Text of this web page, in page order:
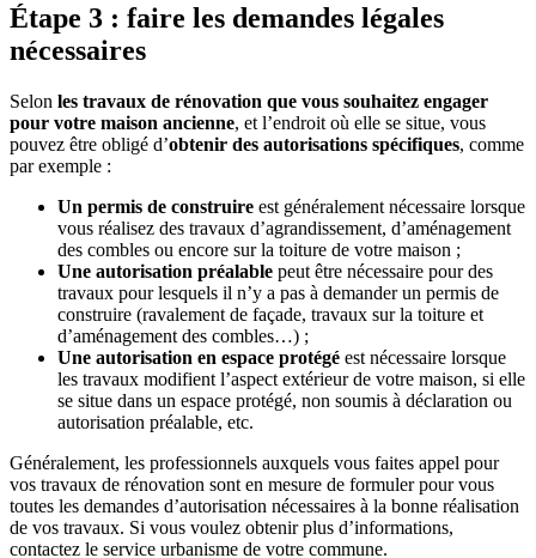
Étape 3 : faire les demandes légales
nécessaires
Selon les travaux de rénovation que vous souhaitez engager
pour votre maison ancienne, et l’endroit où elle se situe, vous
pouvez être obligé d’obtenir des autorisations spécifiques, comme
par exemple :
Un permis de construire est généralement nécessaire lorsque
vous réalisez des travaux d’agrandissement, d’aménagement
des combles ou encore sur la toiture de votre maison ;
Une autorisation préalable peut être nécessaire pour des
travaux pour lesquels il n’y a pas à demander un permis de
construire (ravalement de façade, travaux sur la toiture et
d’aménagement des combles…) ;
Une autorisation en espace protégé est nécessaire lorsque
les travaux modifient l’aspect extérieur de votre maison, si elle
se situe dans un espace protégé, non soumis à déclaration ou
autorisation préalable, etc.
Généralement, les professionnels auxquels vous faites appel pour
vos travaux de rénovation sont en mesure de formuler pour vous
toutes les demandes d’autorisation nécessaires à la bonne réalisation
de vos travaux. Si vous voulez obtenir plus d’informations,
contactez le service urbanisme de votre commune.